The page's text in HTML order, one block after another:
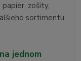
zošity,
sortimentu
jednom